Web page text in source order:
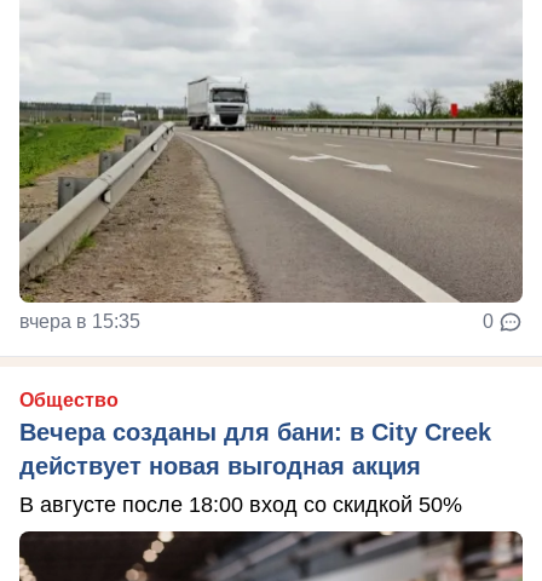
вчера в 15:35 0
Общество
Вечера созданы для бани: в City Creek
действует новая выгодная акция
В августе после 18:00 вход со скидкой 50%